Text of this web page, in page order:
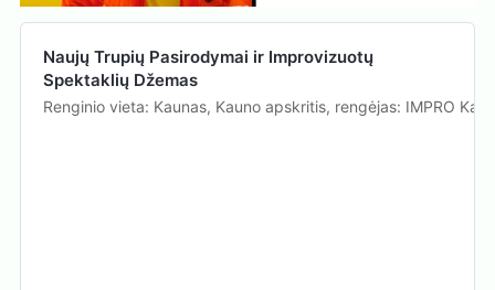
Naujų Trupių Pasirodymai ir Improvizuotų
Spektaklių Džemas
Renginio vieta: Kaunas, Kauno apskritis, rengėjas: IMPRO